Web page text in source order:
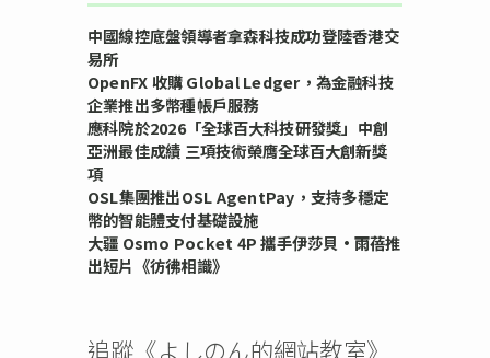
中國線控底盤領導者拿森科技成功登陸香港交
易所
OpenFX 收購 Global Ledger，為金融科技
企業推出多幣種帳戶服務
應科院於2026「全球百大科技研發獎」中創
亞洲最佳成績 三項技術榮膺全球百大創新獎
項
OSL集團推出OSL AgentPay，支持多穩定
幣的智能體支付基礎設施
大疆 Osmo Pocket 4P 攜手伊莎貝•雨蓓推
出短片《彷彿相識》
追蹤《よしのん的網站教室》